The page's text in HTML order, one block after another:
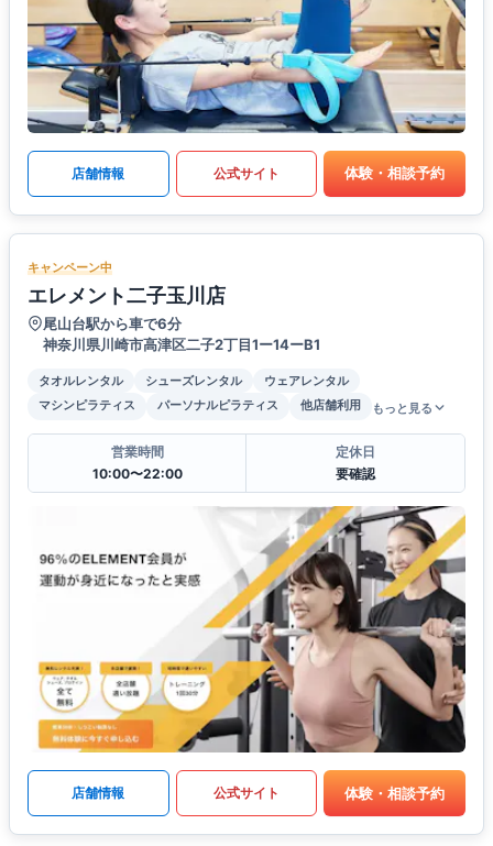
店舗情報 公式サイト 体験・相談予約
キャンペーン中
エレメント二子玉川店
尾山台駅から車で6分
神奈川県川崎市高津区二子2丁目1ー14ーB1
タオルレンタル シューズレンタル
ウェアレンタル
マシンピラティス
パーソナルピラティス 他店舗利用 もっと見る
営業時間
10:00〜22:00
定休日
要確認
店舗情報 公式サイト 体験・相談予約